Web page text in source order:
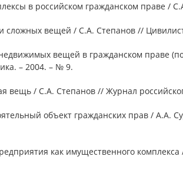
в российском гражданском праве /
сложных вещей / С.А. Степанов //
вещей в гражданском праве
– 2004. – № 9.
вещь / С.А. Степанов // Журнал
объект гражданских прав / А.А.
как имущественного